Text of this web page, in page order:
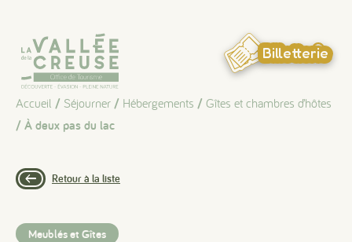
Billetterie
Accueil / Séjourner / Hébergements / Gîtes et chambres d’hôtes
/ À deux pas du lac
Retour à la liste
Meublés et Gîtes